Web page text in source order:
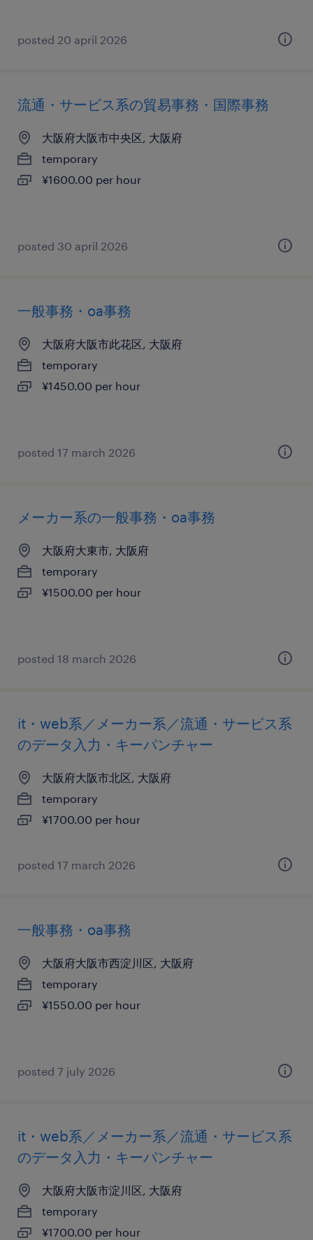
posted 20 april 2026
流通・サービス系の貿易事務・国際事務
大阪府大阪市中央区, 大阪府
temporary
¥1600.00 per hour
posted 30 april 2026
一般事務・oa事務
大阪府大阪市此花区, 大阪府
temporary
¥1450.00 per hour
posted 17 march 2026
メーカー系の一般事務・oa事務
大阪府大東市, 大阪府
temporary
¥1500.00 per hour
posted 18 march 2026
it・web系／メーカー系／流通・サービス系
のデータ入力・キーパンチャー
大阪府大阪市北区, 大阪府
temporary
¥1700.00 per hour
posted 17 march 2026
一般事務・oa事務
大阪府大阪市西淀川区, 大阪府
temporary
¥1550.00 per hour
posted 7 july 2026
it・web系／メーカー系／流通・サービス系
のデータ入力・キーパンチャー
大阪府大阪市淀川区, 大阪府
temporary
¥1700.00 per hour